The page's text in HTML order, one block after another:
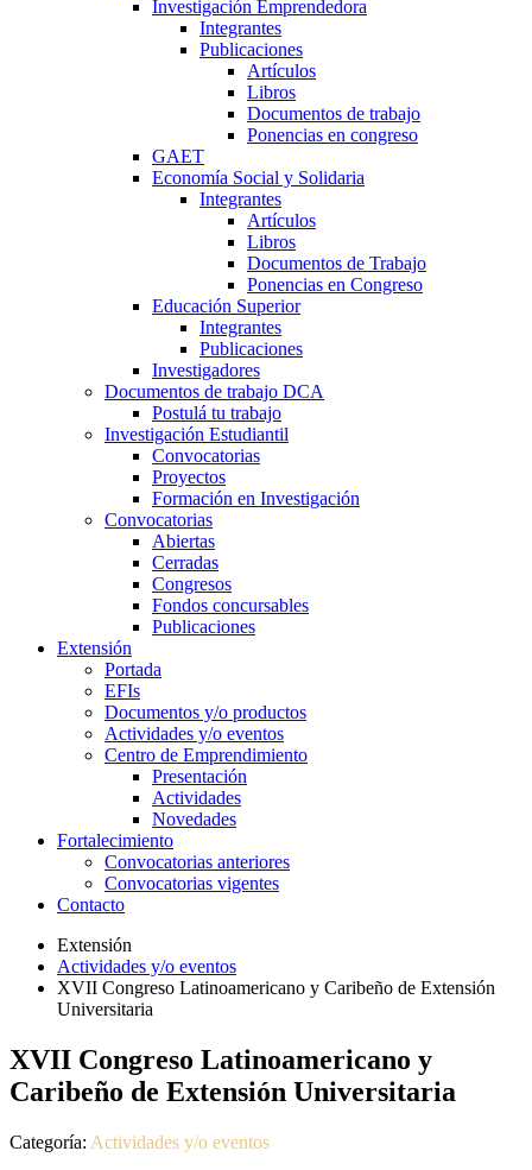
Investigación Emprendedora
Integrantes
Publicaciones
Artículos
Libros
Documentos de trabajo
Ponencias en congreso
GAET
Economía Social y Solidaria
Integrantes
Artículos
Libros
Documentos de Trabajo
Ponencias en Congreso
Educación Superior
Integrantes
Publicaciones
Investigadores
Documentos de trabajo DCA
Postulá tu trabajo
Investigación Estudiantil
Convocatorias
Proyectos
Formación en Investigación
Convocatorias
Abiertas
Cerradas
Congresos
Fondos concursables
Publicaciones
Extensión
Portada
EFIs
Documentos y/o productos
Actividades y/o eventos
Centro de Emprendimiento
Presentación
Actividades
Novedades
Fortalecimiento
Convocatorias anteriores
Convocatorias vigentes
Contacto
Extensión
Actividades y/o eventos
XVII Congreso Latinoamericano y Caribeño de Extensión
Universitaria
XVII Congreso Latinoamericano y
Caribeño de Extensión Universitaria
Categoría: Actividades y/o eventos